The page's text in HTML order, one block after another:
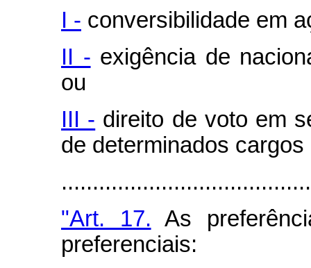
I - conversibilidade em
II - exigência de
ou
III - direito de voto em
de determinados
"Art. 17. As
preferenciais: